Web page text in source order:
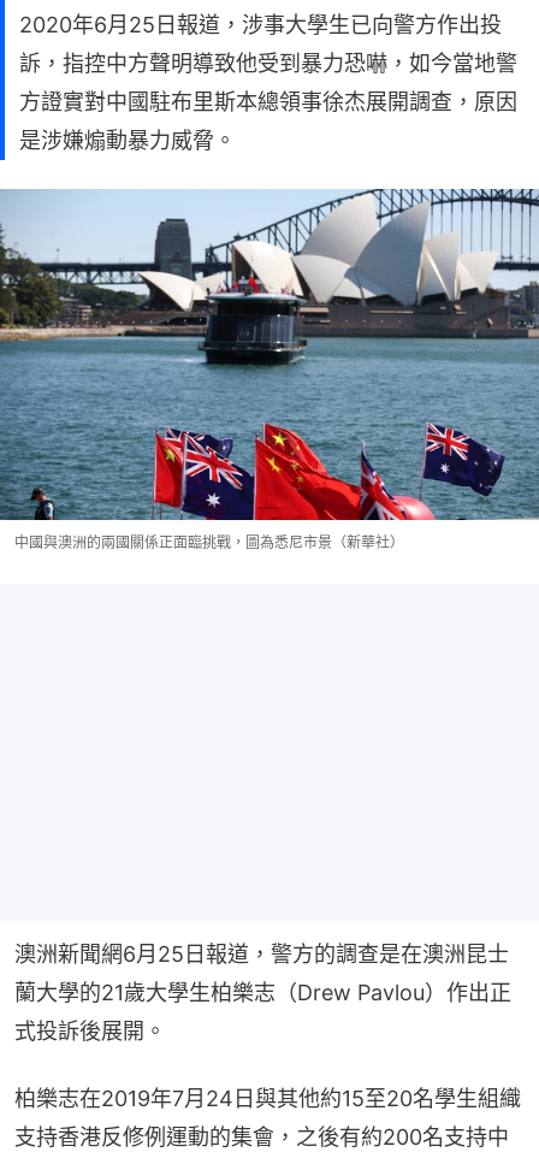
2020年6月25日報道，涉事大學生已向警方作出投
訴，指控中方聲明導致他受到暴力恐嚇，如今當地警
方證實對中國駐布里斯本總領事徐杰展開調查，原因
是涉嫌煽動暴力威脅。
中國與澳洲的兩國關係正面臨挑戰，圖為悉尼市景（新華社）
澳洲新聞網6月25日報道，警方的調查是在澳洲昆士
蘭大學的21歲大學生柏樂志（Drew Pavlou）作出正
式投訴後展開。
柏樂志在2019年7月24日與其他約15至20名學生組織
支持香港反修例運動的集會，之後有約200名支持中